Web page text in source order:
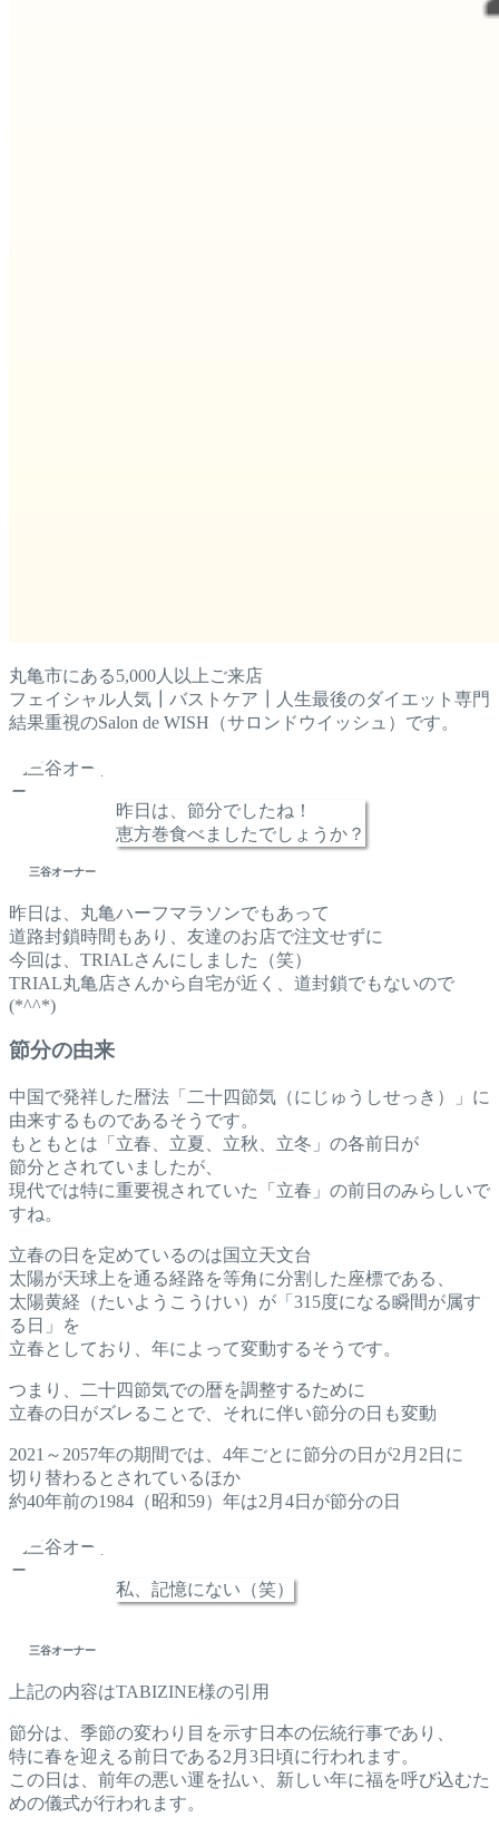
丸亀市にある5,000人以上ご来店
フェイシャル人気┃バストケア┃人生最後のダイエット専門
結果重視のSalon de WISH（サロンドウイッシュ）です。
三谷オーナー
昨日は、節分でしたね！
恵方巻食べましたでしょうか？
昨日は、丸亀ハーフマラソンでもあって
道路封鎖時間もあり、友達のお店で注文せずに
今回は、TRIALさんにしました（笑）
TRIAL丸亀店さんから自宅が近く、道封鎖でもないので
(*^^*)
節分の由来
中国で発祥した暦法「二十四節気（にじゅうしせっき）」に
由来するものであるそうです。
もともとは「立春、立夏、立秋、立冬」の各前日が
節分とされていましたが、
現代では特に重要視されていた「立春」の前日のみらしいで
すね。
立春の日を定めているのは国立天文台
太陽が天球上を通る経路を等角に分割した座標である、
太陽黄経（たいようこうけい）が「315度になる瞬間が属す
る日」を
立春としており、年によって変動するそうです。
つまり、二十四節気での暦を調整するために
立春の日がズレることで、それに伴い節分の日も変動
2021～2057年の期間では、4年ごとに節分の日が2月2日に
切り替わるとされているほか
約40年前の1984（昭和59）年は2月4日が節分の日
三谷オーナー
私、記憶にない（笑）
上記の内容はTABIZINE様の引用
節分は、季節の変わり目を示す日本の伝統行事であり、
特に春を迎える前日である2月3日頃に行われます。
この日は、前年の悪い運を払い、新しい年に福を呼び込むた
めの儀式が行われます。